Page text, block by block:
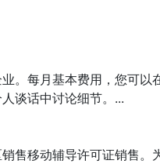
。每月基本费用，您可以
谈话中讨论细节。...
售移动辅导许可证销售。